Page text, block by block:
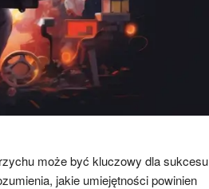
może być kluczowy dla sukcesu
jakie umiejętności powinien